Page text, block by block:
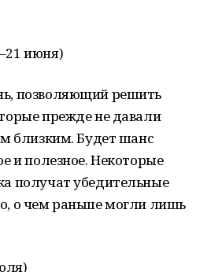
июня)
позволяющий решить
прежде не давали
близким. Будет шанс
и полезное. Некоторые
получат убедительные
о чем раньше могли лишь